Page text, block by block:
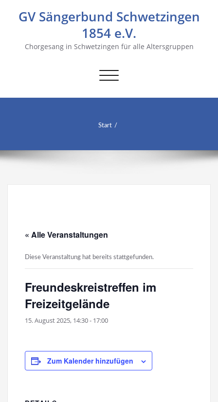
GV Sängerbund Schwetzingen
1854 e.V.
Chorgesang in Schwetzingen für alle Altersgruppen
Navigation
Start
« Alle Veranstaltungen
Diese Veranstaltung hat bereits stattgefunden.
Freundeskreistreffen im
Freizeitgelände
15. August 2025, 14:30- 17:00
Zum Kalender hinzufügen